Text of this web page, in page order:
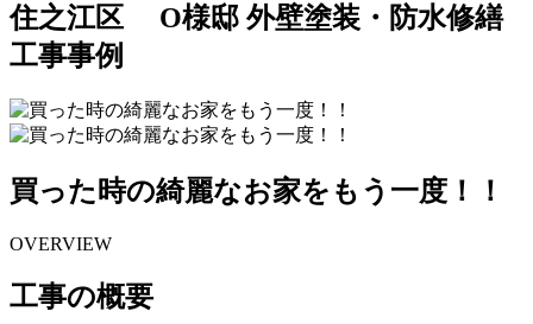
住之江区 O様邸 外壁塗装・防水修繕
工事事例
買った時の綺麗なお家をもう一度！！
OVERVIEW
工事の概要